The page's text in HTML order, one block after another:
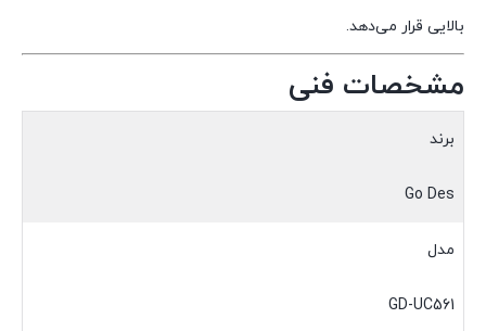
بالایی قرار می‌دهد.
مشخصات فنی
برند
Go Des
مدل
GD-UC561